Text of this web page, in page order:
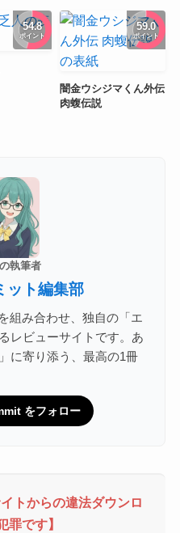
54.8
ポイント
59.0
ポイント
闇金ウシジマくん外伝
肉蝮伝説
執筆者
ット編集部
組み合わせ、独自の「エ
レビューサイトです。あ
に寄り添う、最高の1冊
をフォロー
トからの違法ダウンロ
罪です】